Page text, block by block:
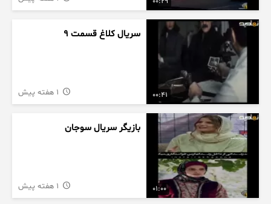
00:41
سریال کلاغ قسمت 9
01:00
بازیگر سریال سوجان